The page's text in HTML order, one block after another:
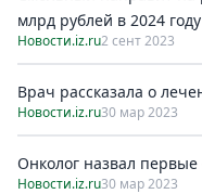
млрд рублeй в 2024 году
Новости.iz.ru2 сент 2023
Врач рассказала о
Новости.iz.ru30 мар 2023
Онколог назвал
Новости.iz.ru30 мар 2023